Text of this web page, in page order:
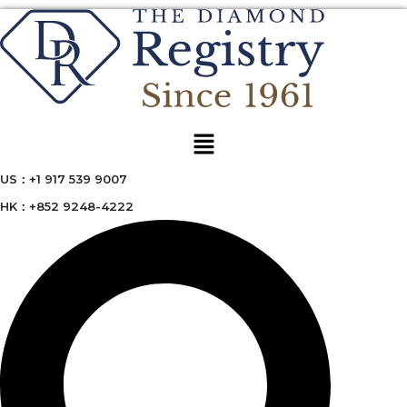
Menu
US：+1 917 539 9007
HK：+852 9248-4222